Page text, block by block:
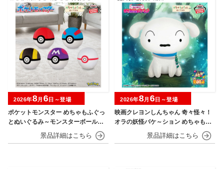
ポケットモンスター めちゃもふぐっ
とぬいぐるみ～モンスターボール・
スーパーボール・ハイパーボール・
マスターボール・プレミアボール～
2026年8月 6 日～登場
映画クレヨンしんちゃん 奇々怪々！
オラの妖怪バケ～ション めちゃもふ
ぐっとぬいぐるみ～おすわりポーズ
2026年8月 6 日～登場